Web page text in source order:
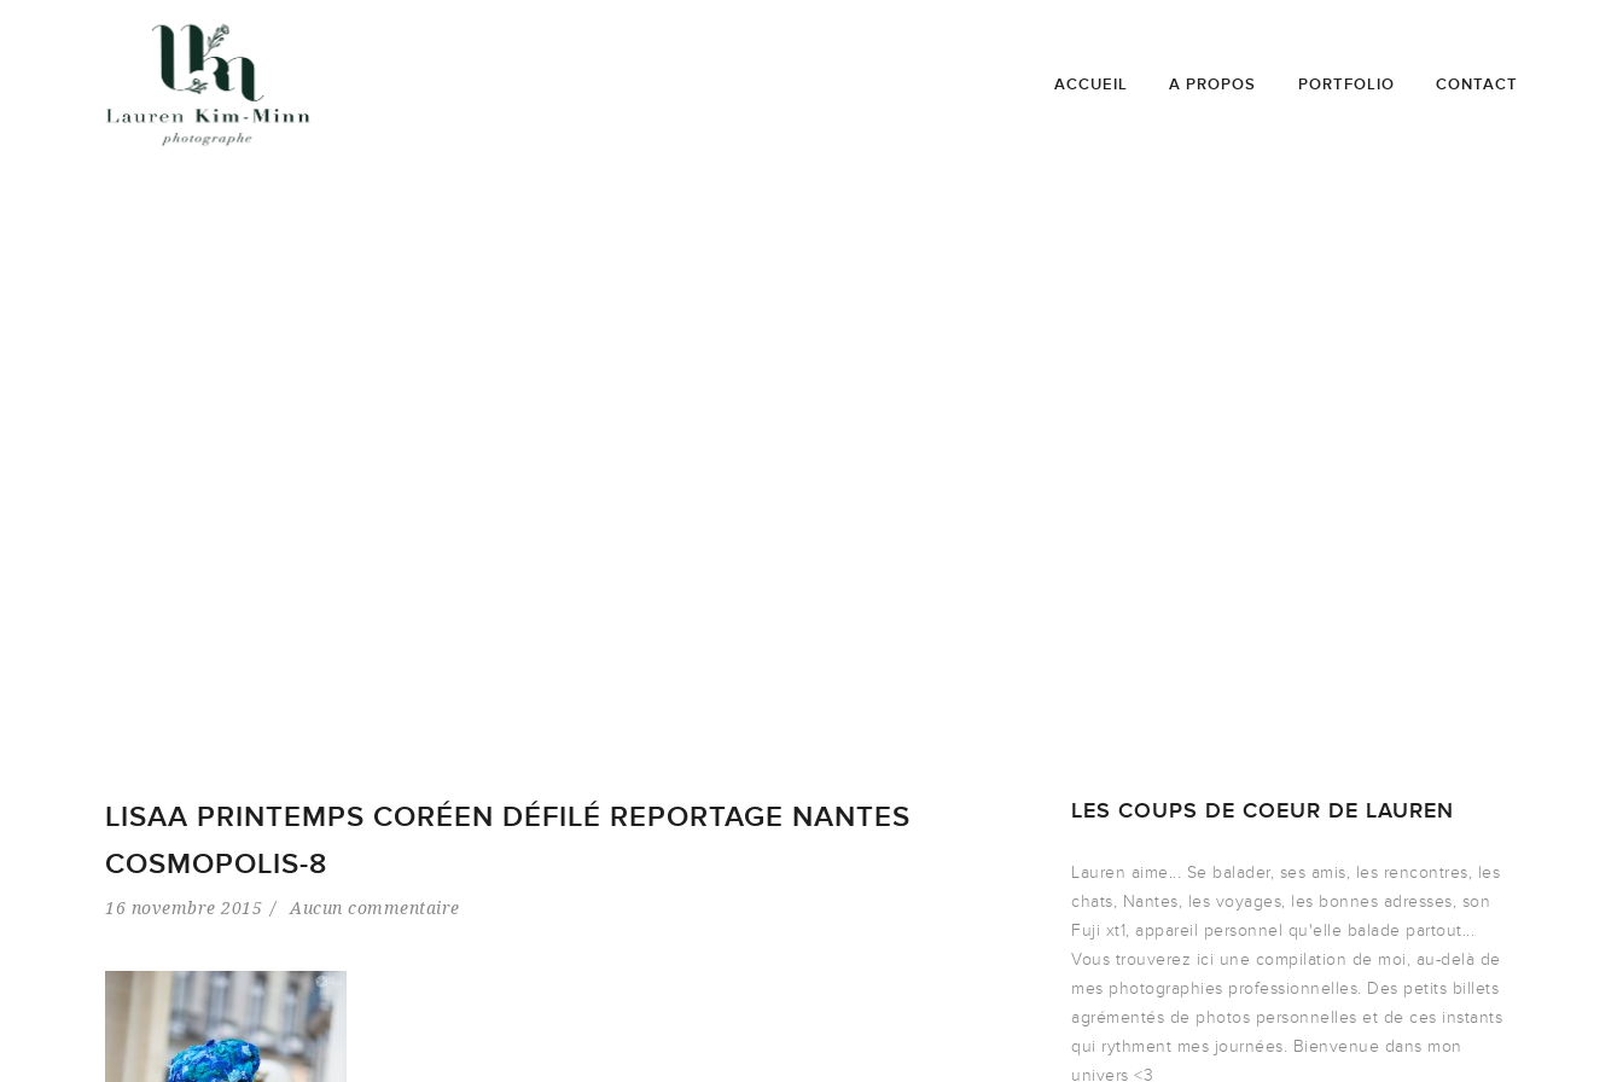
ACCUEIL A PROPOS PORTFOLIO CONTACT
LISAA PRINTEMPS CORÉEN DÉFILÉ REPORTAGE NANTES
COSMOPOLIS-8
16 novembre 2015 Aucun commentaire
LES COUPS DE COEUR DE LAUREN
Lauren aime... Se balader, ses amis, les rencontres, les
chats, Nantes, les voyages, les bonnes adresses, son
Fuji xt1, appareil personnel qu'elle balade partout...
Vous trouverez ici une compilation de moi, au-delà de
mes photographies professionnelles. Des petits billets
agrémentés de photos personnelles et de ces instants
qui rythment mes journées. Bienvenue dans mon
univers <3